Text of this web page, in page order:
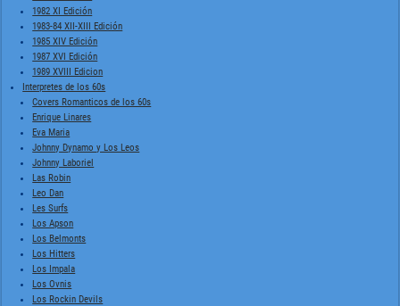
1982 XI Edición
1983-84 XII-XIII Edición
1985 XIV Edición
1987 XVI Edición
1989 XVIII Edicion
Interpretes de los 60s
Covers Romanticos de los 60s
Enrique Linares
Eva Maria
Johnny Dynamo y Los Leos
Johnny Laboriel
Las Robin
Leo Dan
Les Surfs
Los Apson
Los Belmonts
Los Hitters
Los Impala
Los Ovnis
Los Rockin Devils